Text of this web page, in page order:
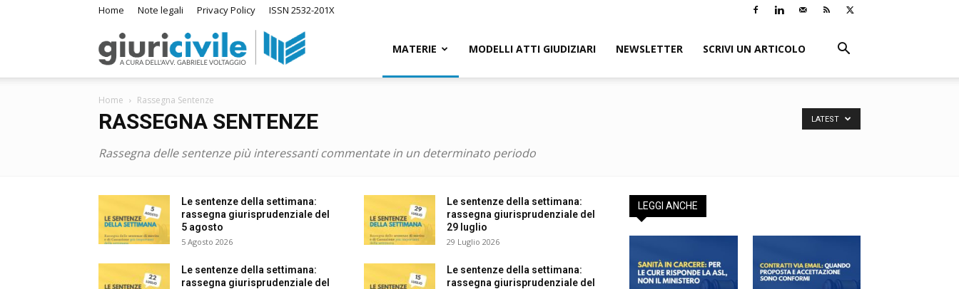
Home Note legali Privacy Policy ISSN 2532-201X
GiuriCivile.it
Rassegna
di
Diritto
MATERIE MODELLI ATTI GIUDIZIARI NEWSLETTER SCRIVI UN ARTICOLO
Home Rassegna Sentenze
RASSEGNA SENTENZE
Rassegna delle sentenze più interessanti commentate in un determinato periodo
LATEST
Le sentenze della settimana:
rassegna giurisprudenziale del
5 agosto
5 Agosto 2026
Le sentenze della settimana:
rassegna giurisprudenziale del
29 luglio
29 Luglio 2026
Le sentenze della settimana:
rassegna giurisprudenziale del
Le sentenze della settimana:
rassegna giurisprudenziale del
LEGGI ANCHE